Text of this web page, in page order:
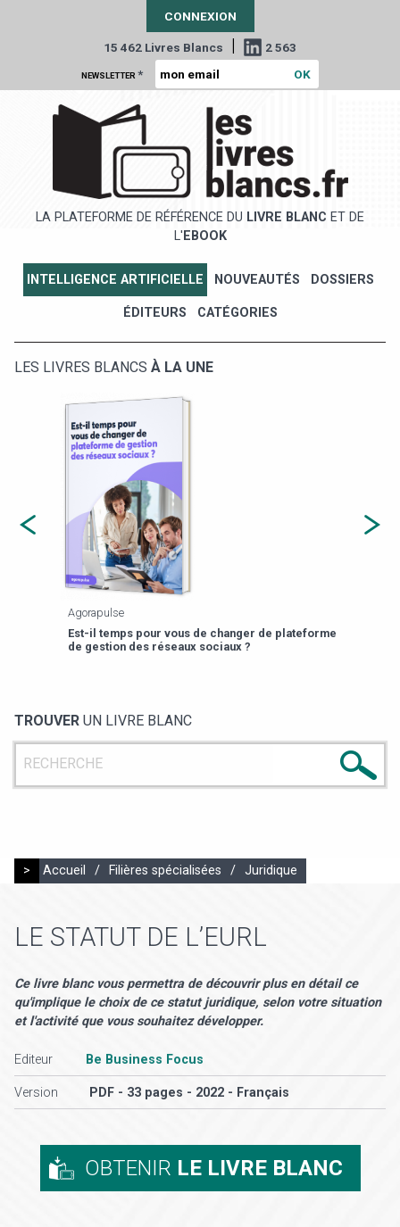
CONNEXION
15 462 Livres Blancs | 2 563
NEWSLETTER *
LA PLATEFORME DE RÉFÉRENCE DU LIVRE BLANC ET DE
L' EBOOK
INTELLIGENCE ARTIFICIELLE NOUVEAUTÉS DOSSIERS
ÉDITEURS CATÉGORIES
LES LIVRES BLANCS À LA UNE
Agorapulse
Est-il temps pour vous de changer de plateforme
de gestion des réseaux sociaux ?
TROUVER UN LIVRE BLANC
> Accueil / Filières spécialisées / Juridique
LE STATUT DE L’EURL
Ce livre blanc vous permettra de découvrir plus en détail ce
qu'implique le choix de ce statut juridique, selon votre situation
et l'activité que vous souhaitez développer.
Editeur Be Business Focus
Version PDF - 33 pages - 2022 - Français
OBTENIR LE LIVRE BLANC